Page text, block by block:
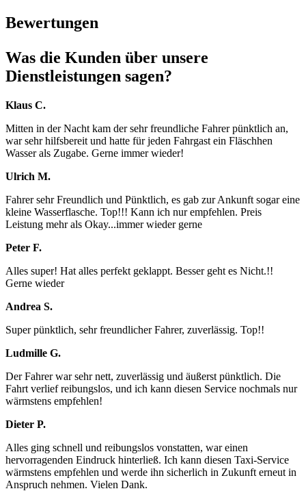
Bewertungen
Was die Kunden über unsere
Dienstleistungen sagen?
Klaus C.
Mitten in der Nacht kam der sehr freundliche Fahrer pünktlich an,
war sehr hilfsbereit und hatte für jeden Fahrgast ein Fläschhen
Wasser als Zugabe. Gerne immer wieder!
Ulrich M.
Fahrer sehr Freundlich und Pünktlich, es gab zur Ankunft sogar eine
kleine Wasserflasche. Top!!! Kann ich nur empfehlen. Preis
Leistung mehr als Okay...immer wieder gerne
Peter F.
Alles super! Hat alles perfekt geklappt. Besser geht es Nicht.!!
Gerne wieder
Andrea S.
Super pünktlich, sehr freundlicher Fahrer, zuverlässig. Top!!
Ludmille G.
Der Fahrer war sehr nett, zuverlässig und äußerst pünktlich. Die
Fahrt verlief reibungslos, und ich kann diesen Service nochmals nur
wärmstens empfehlen!
Dieter P.
Alles ging schnell und reibungslos vonstatten, war einen
hervorragenden Eindruck hinterließ. Ich kann diesen Taxi-Service
wärmstens empfehlen und werde ihn sicherlich in Zukunft erneut in
Anspruch nehmen. Vielen Dank.